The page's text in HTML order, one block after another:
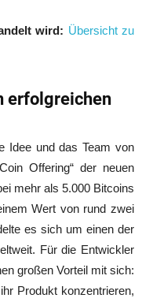
wird: Übersicht zu
erfolgreichen
Idee und das Team von
Offering“ der neuen
mehr als 5.000 Bitcoins
Wert von rund zwei
es sich um einen der
Für die Entwickler
großen Vorteil mit sich:
Produkt konzentrieren,